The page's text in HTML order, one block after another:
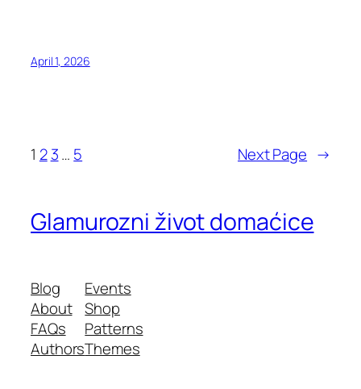
April 1, 2026
1 2 3… 5 Next Page →
Glamurozni život domaćice
Blog
About
FAQs
Authors
Events
Shop
Patterns
Themes